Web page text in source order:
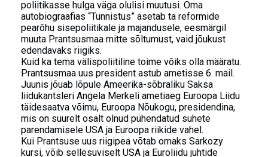
poliitikasse hulga väga olulisi muutusi. Oma
autobiograafias “Tunnistus” asetab ta reformide
pearõhu sisepoliitikale ja majandusele, eesmärgil
muuta Prantsusmaa mitte sõltumust, vaid jõukust
edendavaks riigiks.
Kuid ka tema välispoliitiline toime võiks olla määratu.
Prantsusmaa uus president astub ametisse 6. mail.
Juunis jõuab lõpule Ameerika-sõbraliku Saksa
liidukantsleri Angela Merkeli ametiaeg Euroopa Liidu
täidesaatva võimu, Euroopa Nõukogu, presidendina,
mis on suurelt osalt olnud pühendatud suhete
parendamisele USA ja Euroopa riikide vahel.
Kui Prantsuse uus riigipea võtab omaks Sarkozy
kursi, võib sellesuviselt USA ja Euroliidu juhtide